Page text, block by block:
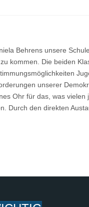
Behrens unsere
kommen. Die beiden
unserer
Ohr für das, was
Durch den direkten